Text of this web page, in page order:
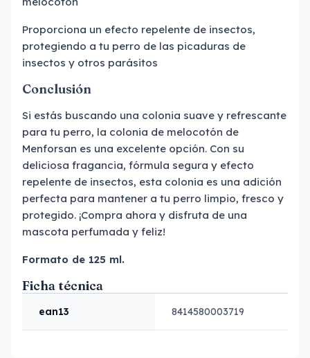
Proporciona un efecto repelente de insectos,
protegiendo a tu perro de las picaduras de
insectos y otros parásitos
Conclusión
Si estás buscando una colonia suave y refrescante
para tu perro, la colonia de melocotón de
Menforsan es una excelente opción. Con su
deliciosa fragancia, fórmula segura y efecto
repelente de insectos, esta colonia es una adición
perfecta para mantener a tu perro limpio, fresco y
protegido. ¡Compra ahora y disfruta de una
mascota perfumada y feliz!
Formato de 125 ml.
Ficha técnica
ean13 8414580003719